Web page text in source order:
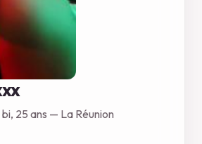
25 ans — La Réunion